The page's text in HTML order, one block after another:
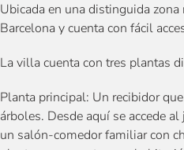
Ubicada en una distinguida
Barcelona y cuenta con fácil
La villa cuenta con tres plantas
Planta principal: Un recibidor
árboles. Desde aquí se accede
un salón-comedor familiar con